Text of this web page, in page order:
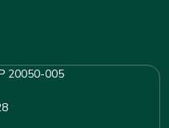
20050-005